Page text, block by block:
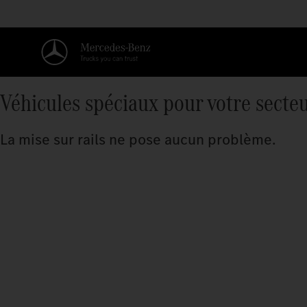
Véhicules spéciaux pour votre
La mise sur rails ne pose aucun problème.